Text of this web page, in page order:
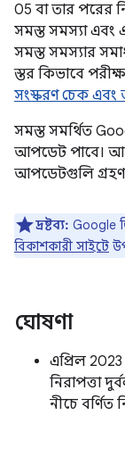
05 বা তার পরের
সমস্ত সমস্যা এবং
সমস্ত সমস্যার
স্তর কিভাবে
সংস্করণ চেক
সমস্ত সমর্থিত
আপডেট পাবে।
আপডেটগুলি
দ্রষ্টব্য: Google
বিকাশকারী সাইটে
ঘোষণা
এপ্রিল
নিরাপত্তা
নীচে বর্ণিত